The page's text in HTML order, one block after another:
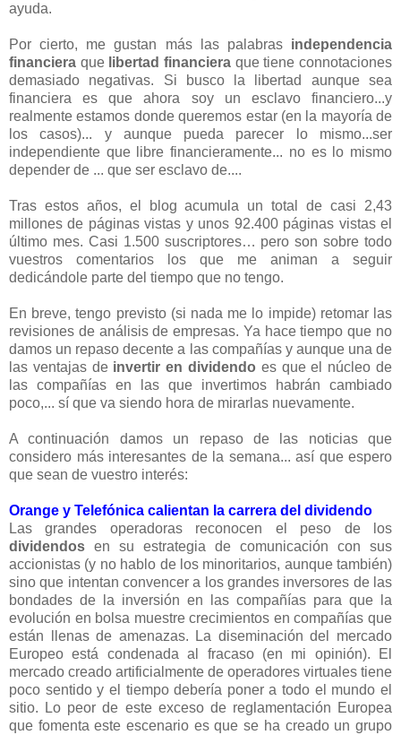
ayuda.
Por cierto, me gustan más las palabras independencia
financiera que libertad financiera que tiene connotaciones
demasiado negativas. Si busco la libertad aunque sea
financiera es que ahora soy un esclavo financiero...y
realmente estamos donde queremos estar (en la mayoría de
los casos)... y aunque pueda parecer lo mismo...ser
independiente que libre financieramente... no es lo mismo
depender de ... que ser esclavo de....
Tras estos años, el blog acumula un total de casi 2,43
millones de páginas vistas y unos 92.400 páginas vistas el
último mes. Casi 1.500 suscriptores… pero son sobre todo
vuestros comentarios los que me animan a seguir
dedicándole parte del tiempo que no tengo.
En breve, tengo previsto (si nada me lo impide) retomar las
revisiones de análisis de empresas. Ya hace tiempo que no
damos un repaso decente a las compañías y aunque una de
las ventajas de invertir en dividendo es que el núcleo de
las compañías en las que invertimos habrán cambiado
poco,... sí que va siendo hora de mirarlas nuevamente.
A continuación damos un repaso de las noticias que
considero más interesantes de la semana... así que espero
que sean de vuestro interés:
Orange y Telefónica calientan la carrera del dividendo
Las grandes operadoras reconocen el peso de los
dividendos en su estrategia de comunicación con sus
accionistas (y no hablo de los minoritarios, aunque también)
sino que intentan convencer a los grandes inversores de las
bondades de la inversión en las compañías para que la
evolución en bolsa muestre crecimientos en compañías que
están llenas de amenazas. La diseminación del mercado
Europeo está condenada al fracaso (en mi opinión). El
mercado creado artificialmente de operadores virtuales tiene
poco sentido y el tiempo debería poner a todo el mundo el
sitio. Lo peor de este exceso de reglamentación Europea
que fomenta este escenario es que se ha creado un grupo